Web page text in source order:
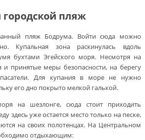
пляж
пляж Бодрума. Войти сюда можно
Купальная зона раскинулась вдоль
бухтами Эгейского моря. Несмотря на
принятые меры безопасности, на берегу
Для купания в море не нужно
его дно покрыто мелкой галькой.
на шезлонге, сюда стоит приходить
здесь уже остается место только на песке,
на своих полотенцах. На Центральном
отдыхающим: